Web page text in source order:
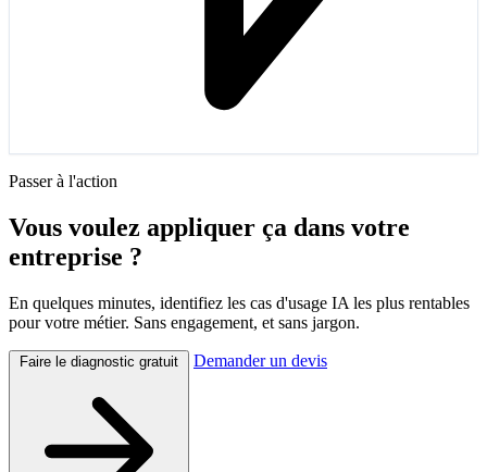
Passer à l'action
Vous voulez appliquer ça dans votre
entreprise ?
En quelques minutes, identifiez les cas d'usage IA les plus rentables
pour votre métier. Sans engagement, et sans jargon.
Faire le diagnostic gratuit Demander un devis